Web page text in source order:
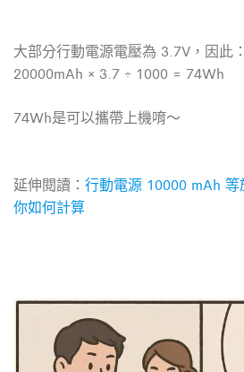
大部分行動電源電壓為 3.7V，因此：
20000mAh × 3.7 ÷ 1000 = 74Wh
74Wh是可以攜帶上機唷～
延伸閱讀： 行動電源 10000 mAh
你如何計算